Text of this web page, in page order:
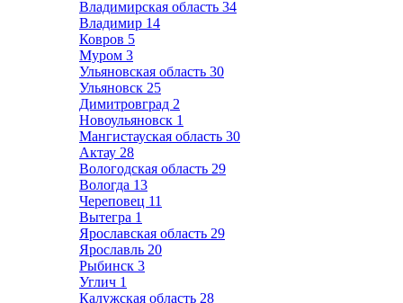
Владимирская область 34
Владимир 14
Ковров 5
Муром 3
Ульяновская область 30
Ульяновск 25
Димитровград 2
Новоульяновск 1
Мангистауская область 30
Актау 28
Вологодская область 29
Вологда 13
Череповец 11
Вытегра 1
Ярославская область 29
Ярославль 20
Рыбинск 3
Углич 1
Калужская область 28